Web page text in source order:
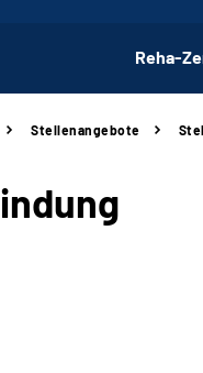
Reha-
Stellenangebote